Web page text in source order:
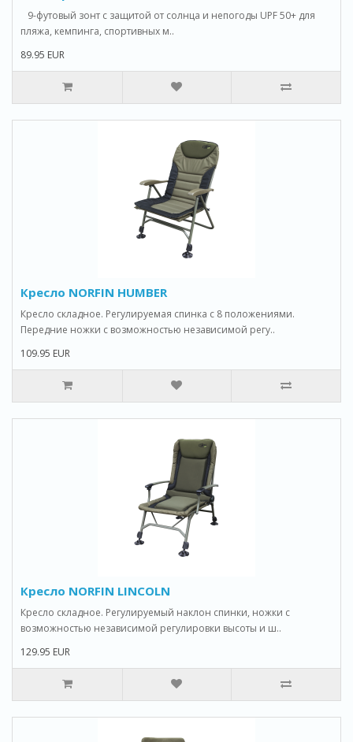
9-футовый зонт с защитой от солнца и непогоды UPF 50+ для
пляжа, кемпинга, спортивных м..
89.95 EUR
Кресло NORFIN HUMBER
Кресло складное. Регулируемая спинка с 8 положениями.
Передние ножки с возможностью независимой регу..
109.95 EUR
Кресло NORFIN LINCOLN
Кресло складное. Регулируемый наклон спинки, ножки с
возможностью независимой регулировки высоты и ш..
129.95 EUR